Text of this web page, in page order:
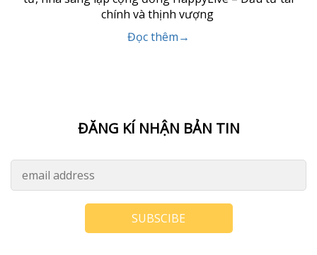
chính và thịnh vượng
Đọc thêm→
ĐĂNG KÍ NHẬN BẢN TIN
SUBSCIBE